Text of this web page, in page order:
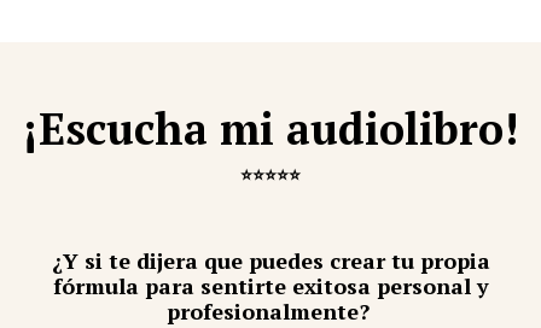
¡Escucha mi audiolibro!
⭐⭐⭐⭐⭐
¿Y si te dijera que puedes crear tu propia
fórmula para sentirte exitosa personal y
profesionalmente?